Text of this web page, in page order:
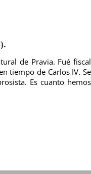
de Pravia. Fué fiscal
tiempo de Carlos IV. Se
Es cuanto hemos